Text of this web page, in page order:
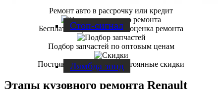
Стоп-сигнал
Лямбда зонд
Ремонт авто в рассрочку или кредит
Бесплатная диагностика и оценка ремонта
Подбор запчастей по оптовым ценам
Постоянным клиентам постоянные скидки
Этапы кузовного ремонта Renault